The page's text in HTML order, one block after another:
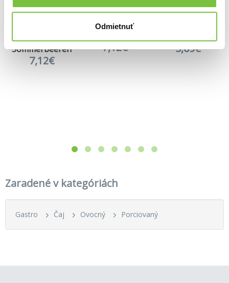
Odmietnuť
Sommerbeeren
7,12€
7,12€ 5,69€
Zaradené v kategóriách
Gastro Čaj Ovocný Porciovaný